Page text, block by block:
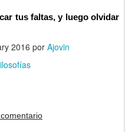
tus faltas, y luego olvidar
2016 por Ajovin